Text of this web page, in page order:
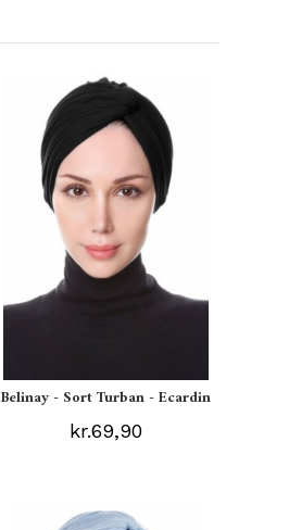
Belinay - Sort Turban - Ecardin
kr.69,90